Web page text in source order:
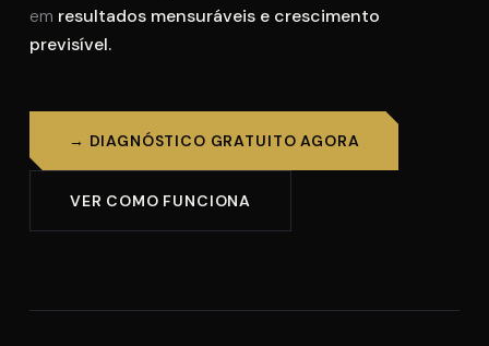
em resultados mensuráveis e crescimento
previsível.
→ DIAGNÓSTICO GRATUITO AGORA
VER COMO FUNCIONA